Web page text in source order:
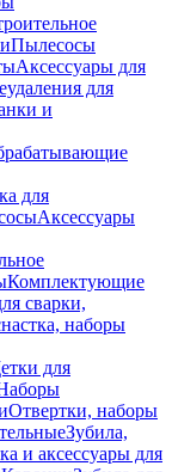
Пылесосы
Аксессуары для
для
и
для
Аксессуары
Комплектующие
сварки,
наборы
для
Отвертки, наборы
Зубила,
и аксессуары для